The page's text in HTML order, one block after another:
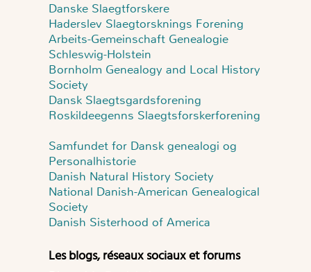
Danske Slaegtforskere
Haderslev Slaegtorsknings Forening
Arbeits-Gemeinschaft Genealogie
Schleswig-Holstein
Bornholm Genealogy and Local History
Society
Dansk Slaegtsgardsforening
Roskildeegenns Slaegtsforskerforening
Samfundet for Dansk genealogi og
Personalhistorie
Danish Natural History Society
National Danish-American Genealogical
Society
Danish Sisterhood of America
Les blogs, réseaux sociaux et forums